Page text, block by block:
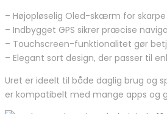
– Højopløselig Oled-skærm for
– Indbygget GPS sikrer præcise
– Touchscreen-funktionalitet gør
– Elegant sort design, der passer til
Uret er ideelt til både daglig brug og
er kompatibelt med mange apps og